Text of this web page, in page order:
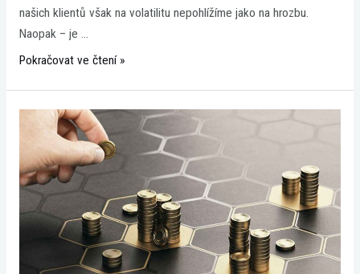
našich klientů však na volatilitu nepohlížíme jako na hrozbu.
Naopak – je …
Pokračovat ve čtení »
v
investicích
nevyplácí
věřit
prognóze